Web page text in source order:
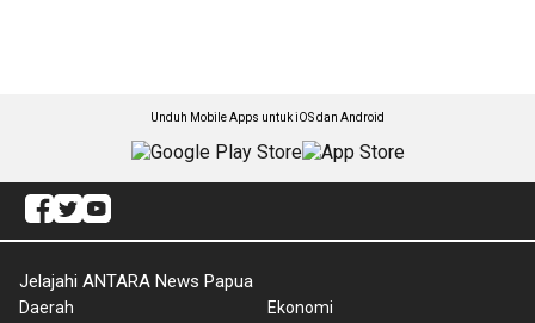
Unduh Mobile Apps untuk iOS dan Android
Jelajahi ANTARA News Papua
Daerah Ekonomi